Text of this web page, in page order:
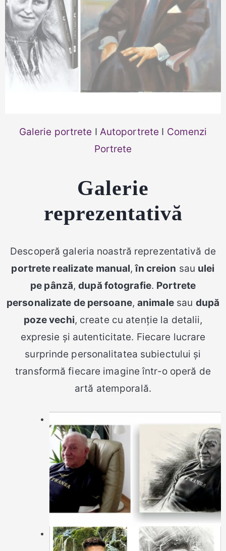
Galerie portrete I Autoportrete I Comenzi
Portrete
Galerie
reprezentativă
Descoperă galeria noastră reprezentativă de
portrete realizate manual,în creion sau ulei
pe pânză,după fotografie. Portrete
personalizate de persoane,animalesau după
poze vechi, create cu atenție la detalii,
expresie și autenticitate. Fiecare lucrare
surprinde personalitatea subiectului și
transformă fiecare imagine într-o operă de
artă atemporală.